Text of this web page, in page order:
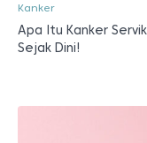
Kanker
Apa Itu Kanker
Sejak Dini!